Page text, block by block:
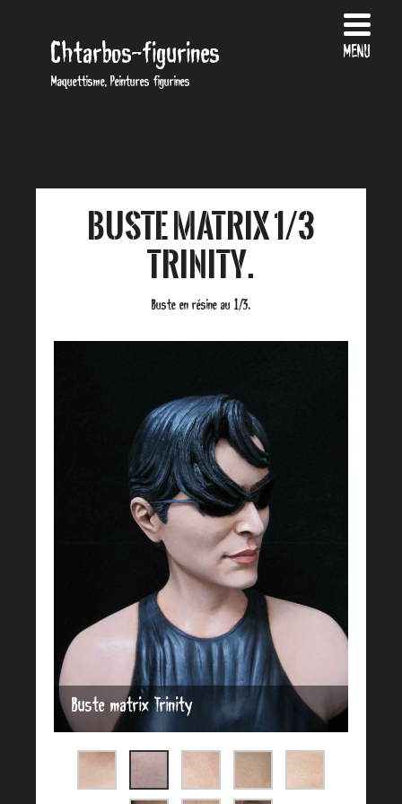
Chtarbos-figurines
Maquettisme, Peintures figurines
Buste Matrix 1/3
TRINITY.
Buste en résine au 1/3.
Buste matrix Trinity
MENU